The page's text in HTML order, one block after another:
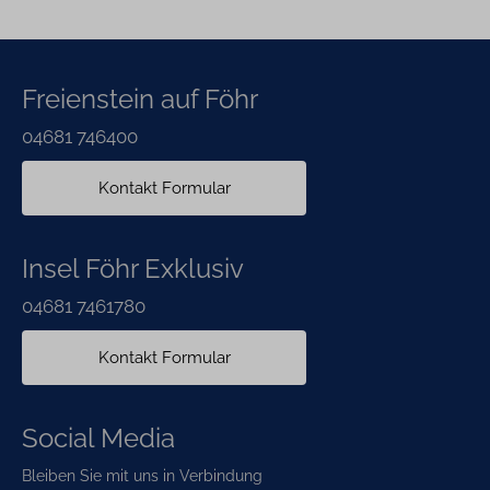
Freienstein auf Föhr
04681 746400
Kontakt Formular
Insel Föhr Exklusiv
04681 7461780
Kontakt Formular
Social Media
Bleiben Sie mit uns in Verbindung